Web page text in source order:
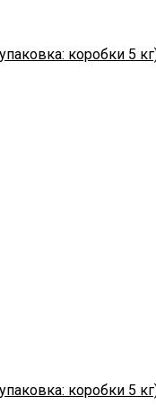
коробки 5
коробки 5